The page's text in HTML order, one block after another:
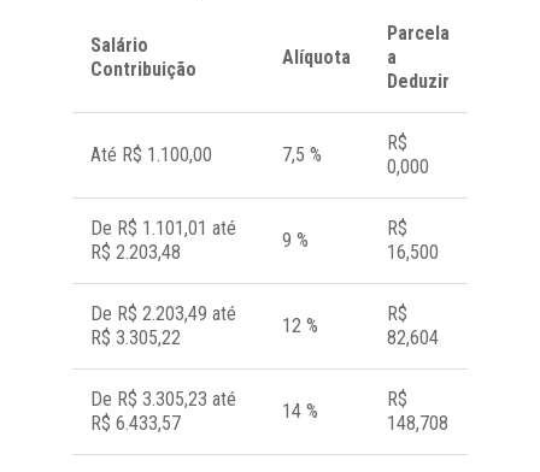
Salário
Contribuição
Alíquota
Parcela
a
Deduzir
Até R$ 1.100,00 7,5 %
R$
0,000
De R$ 1.101,01 até
R$ 2.203,48
9 %
R$
16,500
De R$ 2.203,49 até
R$ 3.305,22
12 %
R$
82,604
De R$ 3.305,23 até
R$ 6.433,57
14 %
R$
148,708